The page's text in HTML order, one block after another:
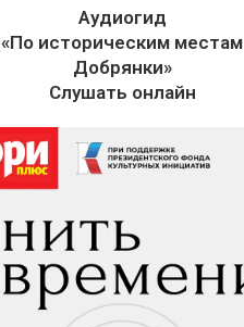
Аудиогид
«По историческим местам
Добрянки»
Слушать онлайн